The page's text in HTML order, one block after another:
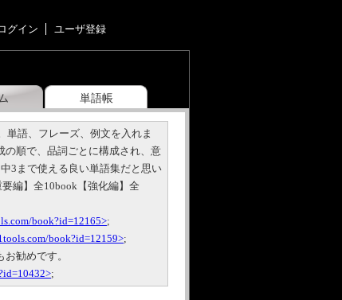
グイン ユーザ登録
単語帳
単語、フレーズ、例文を入れま
順で、品詞ごとに構成され、意
3まで使える良い単語集だと思い
編】全10book【強化編】全
book?id=12165>;
book?id=12159>;
勧めです。
;